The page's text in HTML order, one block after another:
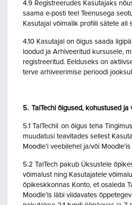
4.9 Registreerudes Kasutajaks
saama e-posti teel Teenusega
Kasutajal võimalik profiili sätete all
4.10 Kasutajal on õigus saada
loodud ja Arhiveeritud kursusele,
registreeritud. Eelduseks on
terve arhiveerimise perioodi
5. TalTechi õigused, kohustused ja
5.1 TalTechil on õigus teha
muudatusi teavitades sellest
Moodle’i veebilehel ja/või
5.2 TalTech pakub Üksustele
võimalust ning Kasutajatele
õpikeskkonnas Konto, et osaleda
Moodle’is läbi viidavates